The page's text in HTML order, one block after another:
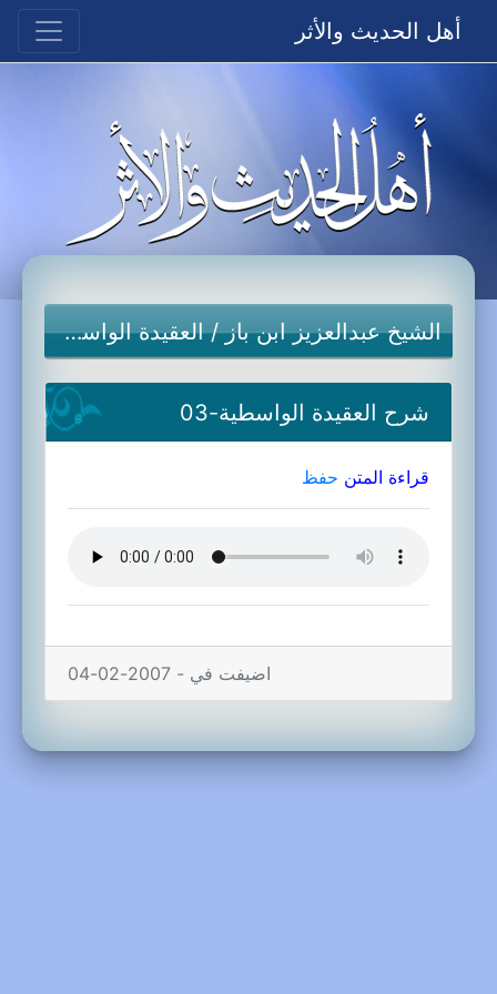
أهل الحديث والأثر
الشيخ عبدالعزيز ابن باز/العقيدة الواسطية
شرح العقيدة الواسطية-03
قراءة المتن حفظ
اضيفت في - 2007-02-04